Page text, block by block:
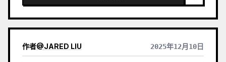
作者@JARED LIU 2025年12月10日